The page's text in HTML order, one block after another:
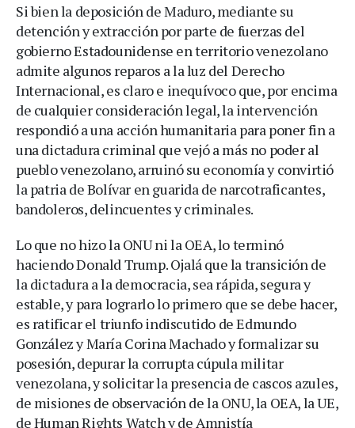
Si bien la deposición de Maduro, mediante su
detención y extracción por parte de fuerzas del
gobierno Estadounidense en territorio venezolano
admite algunos reparos a la luz del Derecho
Internacional, es claro e inequívoco que, por encima
de cualquier consideración legal, la intervención
respondió a una acción humanitaria para poner fin a
una dictadura criminal que vejó a más no poder al
pueblo venezolano, arruinó su economía y convirtió
la patria de Bolívar en guarida de narcotraficantes,
bandoleros, delincuentes y criminales.
Lo que no hizo la ONU ni la OEA, lo terminó
haciendo Donald Trump. Ojalá que la transición de
la dictadura a la democracia, sea rápida, segura y
estable, y para lograrlo lo primero que se debe hacer,
es ratificar el triunfo indiscutido de Edmundo
González y María Corina Machado y formalizar su
posesión, depurar la corrupta cúpula militar
venezolana, y solicitar la presencia de cascos azules,
de misiones de observación de la ONU, la OEA, la UE,
de Human Rights Watch y de Amnistía